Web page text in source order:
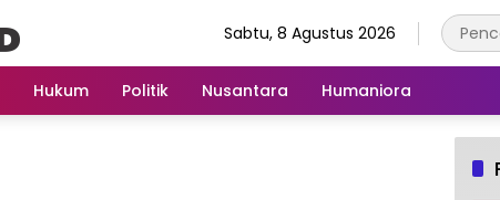
Sabtu, 8 Agustus 2026
Hukum Politik Nusantara Humaniora